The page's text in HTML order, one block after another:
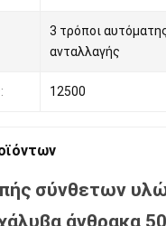
3 τρόποι
ανταλλαγής
12500
σύνθετων
άνθρακα